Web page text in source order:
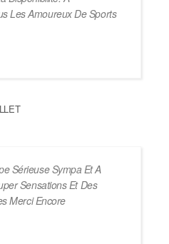
Les Amoureux De Sports
Sérieuse Sympa Et A
Sensations Et Des
Merci Encore